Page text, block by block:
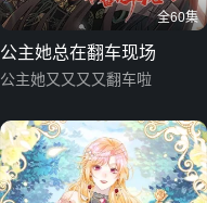
全60集
公主她总在翻车现场
公主她又又又又翻车啦